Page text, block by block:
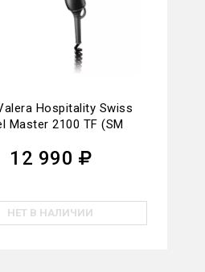
Hospitality Swiss
Master 2100 TF (SM
12 990
НЕТ В НАЛИЧИИ